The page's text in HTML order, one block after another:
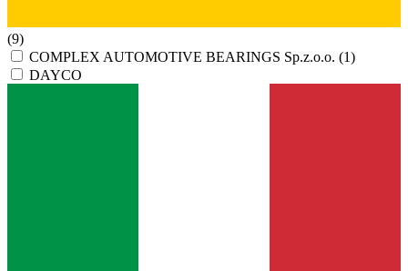
(9)
COMPLEX AUTOMOTIVE BEARINGS Sp.z.o.o. (1)
DAYCO